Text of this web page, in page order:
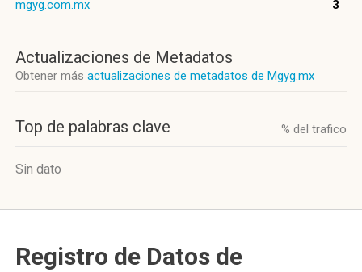
mgyg.com.mx 3
Actualizaciones de Metadatos
Obtener más actualizaciones de metadatos de Mgyg.mx
Top de palabras clave % del trafico
Sin dato
Registro de Datos de